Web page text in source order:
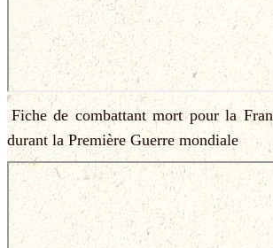
Fiche de combattant mort pour la
durant la Première Guerre mondiale